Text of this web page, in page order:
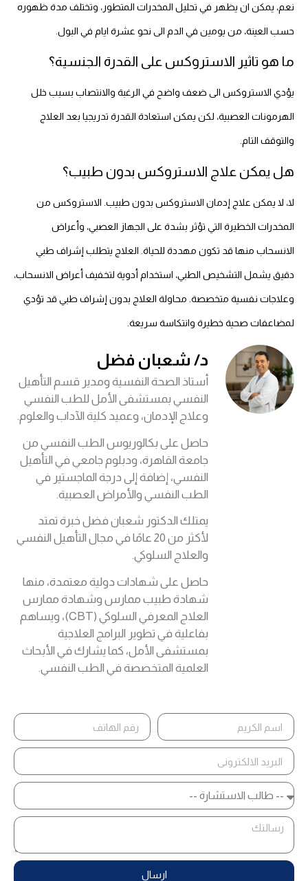
نعم، يمكن ان يظهر في تحليل المخدرات المتطور، وتختلف مدة ظهوره
حسب العينة، من يومين في الدم الى نحو عشرة ايام في البول.
ما هو تاثير الاستروكس على القدرة الجنسية؟
يؤدي الاستروكس الى ضعف واضح في الرغبة والانتصاب بسبب خلل
الهرمونات العصبية، لكن يمكن استعادة القدرة تدريجيا بعد العلاج
والتوقف التام.
هل يمكن علاج الاستروكس بدون طبيب؟
لا، لا يمكن علاج إدمان الاستروكس بدون طبيب. الاستروكس من
المخدرات الخطيرة التي تؤثر بشدة على الجهاز العصبي، وأعراض
الانسحاب منها قد تكون مهددة للحياة. العلاج يتطلب إشراف طبي
دقيق يشمل التشخيص الطبي، استخدام أدوية لتخفيف أعراض الانسحاب،
وعلاجات نفسية متخصصة. محاولة العلاج بدون إشراف طبي قد تؤدي
لمضاعفات صحية خطيرة وانتكاسة سريعة.
د/ شعبان فضل
أستاذ الصحة النفسية ومدير قسم التأهيل
النفسي بمستشفى الأمل للطب النفسي
وعلاج الإدمان، وعميد كلية الآداب والعلوم.
حاصل على بكالوريوس الطب النفسي من
جامعة القاهرة، ودبلوم جامعي في التأهيل
النفسي، إضافة إلى درجة الماجستير في
الطب النفسي والأمراض العصبية.
يمتلك الدكتور شعبان فضل خبرة تمتد
لأكثر من 20 عامًا في مجال التأهيل النفسي
والعلاج السلوكي.
حاصل على شهادات دولية معتمدة، منها
شهادة طبيب ممارس وشهادة ممارس
العلاج المعرفي السلوكي (CBT)، ويساهم
بفاعلية في تطوير البرامج العلاجية
بمستشفى الأمل، كما يشارك في الأبحاث
العلمية المتخصصة في الطب النفسي.
ارسال